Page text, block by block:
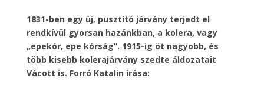
1831-ben egy új, pusztító járvány terjedt el
rendkívül gyorsan hazánkban, a kolera, vagy
„epekór, epe kórság”. 1915-ig öt nagyobb, és
több kisebb kolerajárvány szedte áldozatait
Vácott is. Forró Katalin írása: